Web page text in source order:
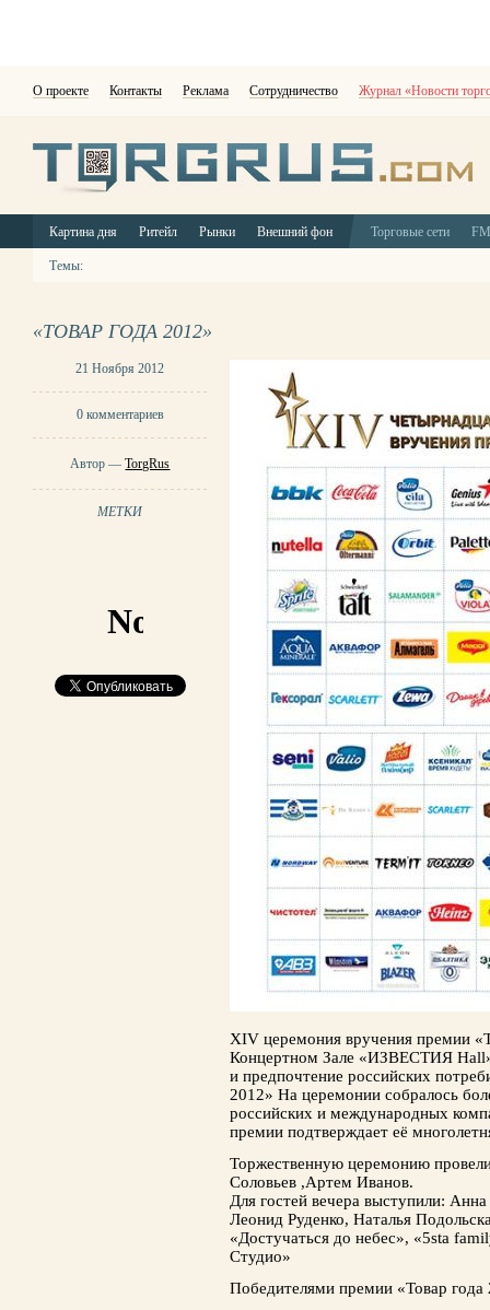
О проекте Контакты Реклама Сотрудничество Журнал «Новости
Картина дня Ритейл Рынки Внешний фон Торговые сети
Темы:
«ТОВАР ГОДА 2012»
21 Ноября 2012
0 комментариев
Автор —TorgRus
МЕТКИ
XIV церемония вручения премии
Концертном Зале «ИЗВЕСТИЯ
и предпочтение российских
2012» На церемонии собралось
российских и международных
премии подтверждает её
Торжественную церемонию
Соловьев ,Артем Иванов.
Для гостей вечера выступили:
Леонид Руденко, Наталья
«Достучаться до небес», «5sta
Студио»
Победителями премии «Товар года